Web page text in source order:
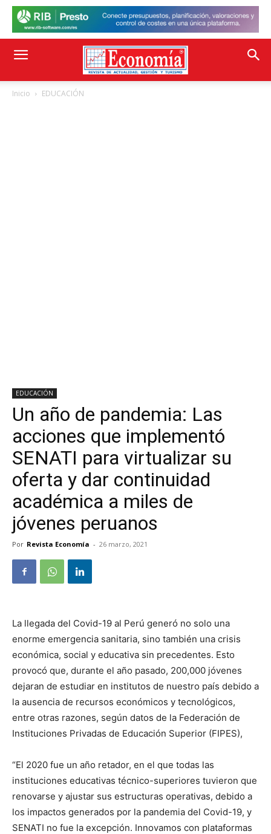
Inicio EDUCACIÓN
EDUCACIÓN
Un año de pandemia: Las
acciones que implementó
SENATI para virtualizar su
oferta y dar continuidad
académica a miles de
jóvenes peruanos
Por Revista Economía - 26 marzo, 2021
La llegada del Covid-19 al Perú generó no solo una
enorme emergencia sanitaria, sino también una crisis
económica, social y educativa sin precedentes. Esto
provocó que, durante el año pasado, 200,000 jóvenes
dejaran de estudiar en institutos de nuestro país debido a
la ausencia de recursos económicos y tecnológicos,
entre otras razones, según datos de la Federación de
Instituciones Privadas de Educación Superior (FIPES),
“El 2020 fue un año retador, en el que todas las
instituciones educativas técnico-superiores tuvieron que
renovarse y ajustar sus estructuras operativas, debido a
los impactos generados por la pandemia del Covid-19, y
SENATI no fue la excepción. Innovamos con plataformas